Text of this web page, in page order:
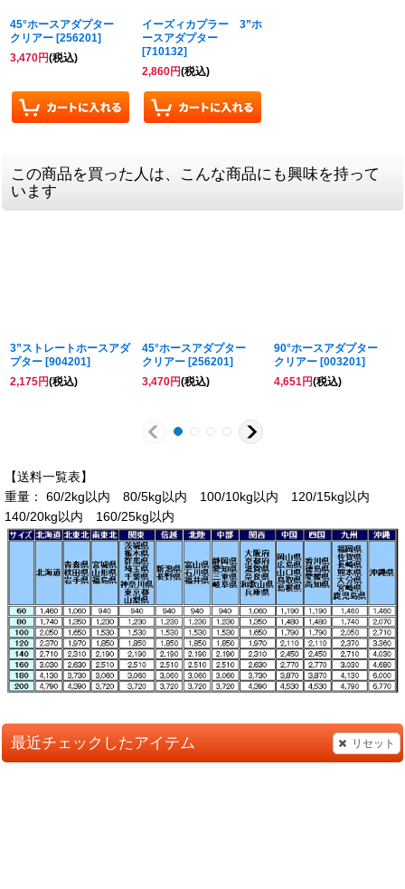
45°ホースアダプター
クリアー [256201]
3,470円(税込)
イーズィカプラー 3”ホ
ースアダプター
[710132]
2,860円(税込)
この商品を買った人は、こんな商品にも興味を持って
います
3”ストレートホースアダ
プター [904201]
2,175円(税込)
45°ホースアダプター
クリアー [256201]
3,470円(税込)
90°ホースアダプター
クリアー [003201]
4,651円(税込)
【送料一覧表】
重量： 60/2kg以内 80/5kg以内 100/10kg以内 120/15kg以内
140/20kg以内 160/25kg以内
最近チェックしたアイテム リセット